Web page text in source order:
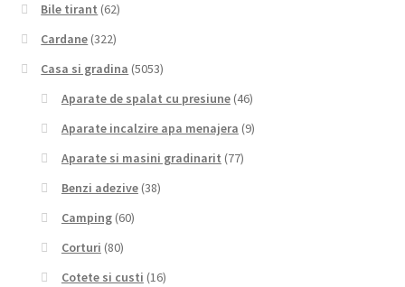
Bile tirant (62)
Cardane (322)
Casa si gradina (5053)
Aparate de spalat cu presiune (46)
Aparate incalzire apa menajera (9)
Aparate si masini gradinarit (77)
Benzi adezive (38)
Camping (60)
Corturi (80)
Cotete si custi (16)